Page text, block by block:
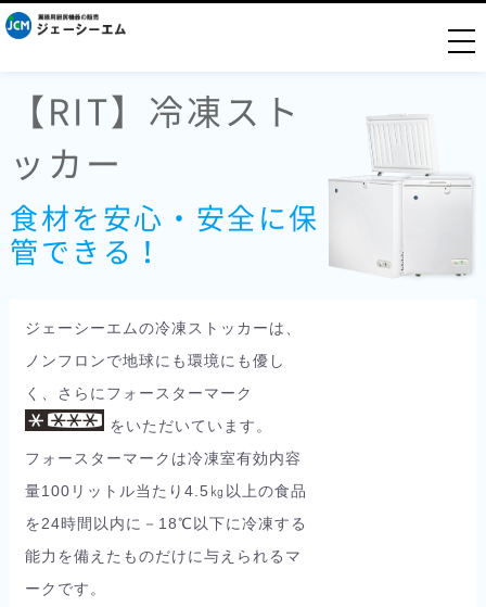
【RIT】冷凍スト
ッカー
食材を安心・安全に保
管できる！
ジェーシーエムの冷凍ストッカーは、
ノンフロンで地球にも環境にも優し
く、さらにフォースターマーク
をいただいています。
フォースターマークは冷凍室有効内容
量100リットル当たり4.5㎏以上の食品
を24時間以内に－18℃以下に冷凍する
能力を備えたものだけに与えられるマ
ークです。